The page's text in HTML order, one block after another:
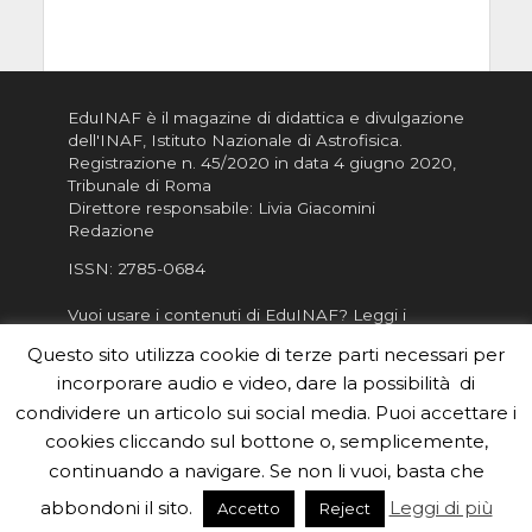
EduINAF è il magazine di didattica e divulgazione
dell'INAF, Istituto Nazionale di Astrofisica
Registrazione n. 45/2020 in data 4 giugno 2020,
Tribunale di Roma
Direttore responsabile: Livia Giacomini
Redazione
ISSN: 2785-0684
Vuoi usare i contenuti di EduINAF? Leggi i
Informativa sulla Privacy
Informatva sui Cookie
Per la rubrica de l'Astronomo risponde, per
inviarci le tue foto o i tuoi contributi, scrivici a
redazione.edu [chiocciola] inaf.it oppure
il form
Questo sito utilizza cookie di terze parti necessari per
incorporare audio e video, dare la possibilità di
condividere un articolo sui social media. Puoi accettare i
cookies cliccando sul bottone o, semplicemente,
continuando a navigare. Se non li vuoi, basta che
abbondoni il sito.
Accetto Reject Leggi di più